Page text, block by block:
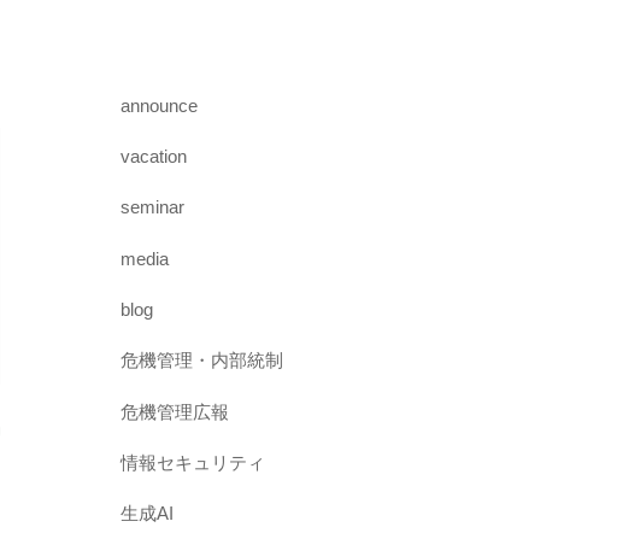
announce
vacation
seminar
media
blog
危機管理・内部統制
危機管理広報
情報セキュリティ
生成AI